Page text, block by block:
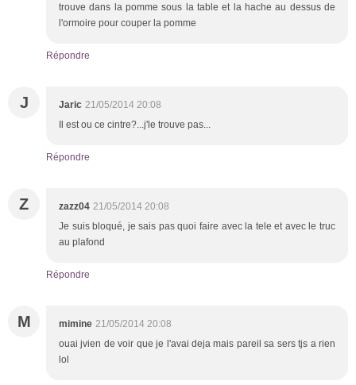
trouve dans la pomme sous la table et la hache au dessus de
l'ormoire pour couper la pomme
Répondre
J Jaric 21/05/2014 20:08
Il est ou ce cintre?...j'le trouve pas...
Répondre
Z zazz04 21/05/2014 20:08
Je suis bloqué, je sais pas quoi faire avec la tele et avec le truc
au plafond
Répondre
M mimine 21/05/2014 20:08
ouai jvien de voir que je l'avai deja mais pareil sa sers tjs a rien
lol